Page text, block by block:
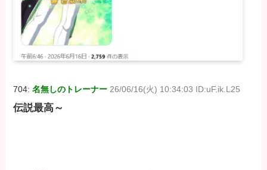
704:名無しのトレーナー 26/06/16(火) 10:34:03 ID:uF.ik.L25
伝説最高～